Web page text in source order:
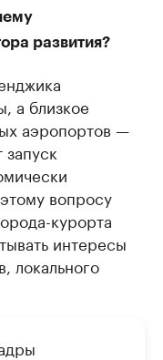
развития?
а близкое
аэропортов —
вопросу
курорта
интересы
локального